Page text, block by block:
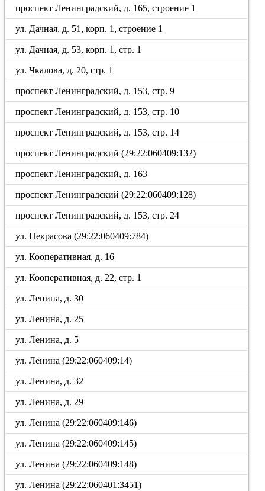
проспект Ленинградский, д. 165, строение 1
ул. Дачная, д. 51, корп. 1, строение 1
ул. Дачная, д. 53, корп. 1, стр. 1
ул. Чкалова, д. 20, стр. 1
проспект Ленинградский, д. 153, стр. 9
проспект Ленинградский, д. 153, стр. 10
проспект Ленинградский, д. 153, стр. 14
проспект Ленинградский (29:22:060409:132)
проспект Ленинградский, д. 163
проспект Ленинградский (29:22:060409:128)
проспект Ленинградский, д. 153, стр. 24
ул. Некрасова (29:22:060409:784)
ул. Кооперативная, д. 16
ул. Кооперативная, д. 22, стр. 1
ул. Ленина, д. 30
ул. Ленина, д. 25
ул. Ленина, д. 5
ул. Ленина (29:22:060409:14)
ул. Ленина, д. 32
ул. Ленина, д. 29
ул. Ленина (29:22:060409:146)
ул. Ленина (29:22:060409:145)
ул. Ленина (29:22:060409:148)
ул. Ленина (29:22:060401:3451)